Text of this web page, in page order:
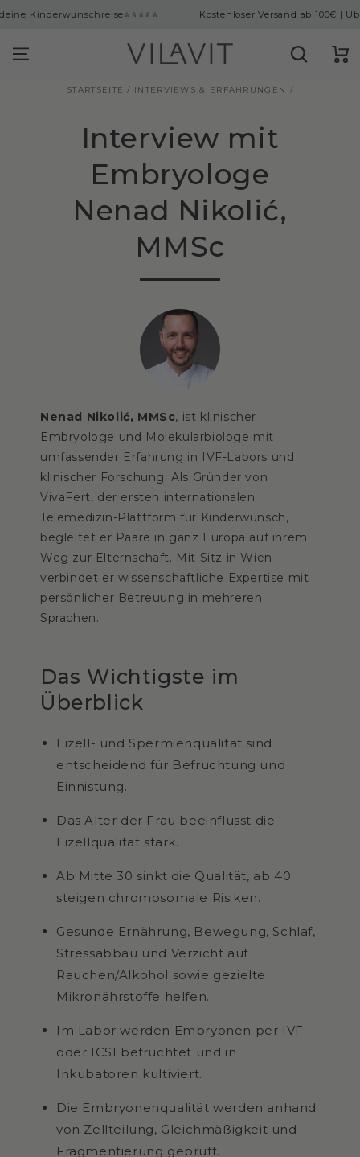
⭐⭐⭐⭐⭐ Kostenloser Versand ab 100€ | Über
STARTSEITE / INTERVIEWS & ERFAHRUNGEN /
Interview mit
Embryologe
Nenad Nikolić,
MMSc
Nenad Nikolić, MMSc, ist klinischer
Embryologe und Molekularbiologe mit
umfassender Erfahrung in IVF-Labors und
klinischer Forschung. Als Gründer von
VivaFert, der ersten internationalen
Telemedizin-Plattform für Kinderwunsch,
begleitet er Paare in ganz Europa auf ihrem
Weg zur Elternschaft. Mit Sitz in Wien
verbindet er wissenschaftliche Expertise mit
persönlicher Betreuung in mehreren
Sprachen.
Das Wichtigste im
Überblick
Eizell- und Spermienqualität sind
entscheidend für Befruchtung und
Einnistung.
Das Alter der Frau beeinflusst die
Eizellqualität stark.
Ab Mitte 30 sinkt die Qualität, ab 40
steigen chromosomale Risiken.
Gesunde Ernährung, Bewegung, Schlaf,
Stressabbau und Verzicht auf
Rauchen/Alkohol sowie gezielte
Mikronährstoffe helfen.
Im Labor werden Embryonen per IVF
oder ICSI befruchtet und in
Inkubatoren kultiviert.
Die Embryonenqualität werden anhand
von Zellteilung, Gleichmäßigkeit und
Fragmentierung geprüft.